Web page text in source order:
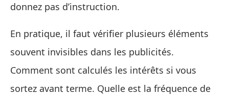
donnez pas d’instruction.
En pratique, il faut vérifier plusieurs éléments
souvent invisibles dans les publicités.
Comment sont calculés les intérêts si vous
sortez avant terme. Quelle est la fréquence de